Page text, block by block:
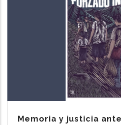
Memoria y justicia